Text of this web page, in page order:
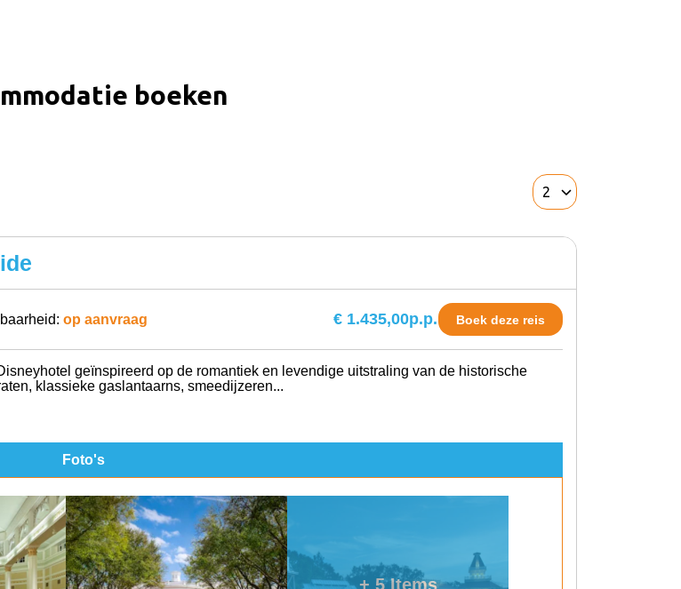
boeken
op aanvraag € 1.435,00p.p. Boek deze reis
geïnspireerd op de romantiek en levendige uitstraling van de historische
klassieke gaslantaarns, smeedijzeren...
Foto's
+ 5 Items